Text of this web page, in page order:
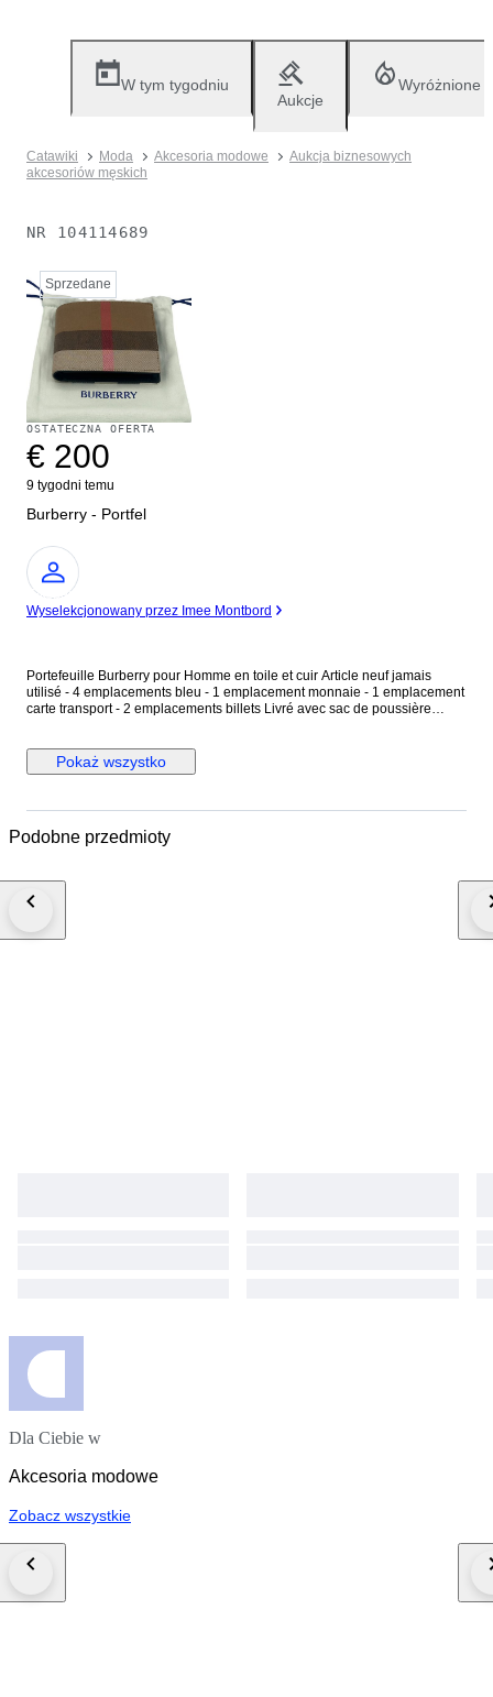
W tym tygodniu
Aukcje
Wyróżnione
Catawiki Moda Akcesoria modowe
Aukcja biznesowych
akcesoriów męskich
NR 104114689
Sprzedane
OSTATECZNA OFERTA
€ 200
9 tygodni temu
Burberry - Portfel
Ekspert
Wyselekcjonowany przez Imee Montbord
Portefeuille Burberry pour Homme en toile et cuir Article neuf jamais
utilisé - 4 emplacements bleu - 1 emplacement monnaie - 1 emplacement
carte transport - 2 emplacements billets Livré avec sac de poussière
Pokaż wszystko
Podobne przedmioty
Dla Ciebie w
Akcesoria modowe
Zobacz wszystkie